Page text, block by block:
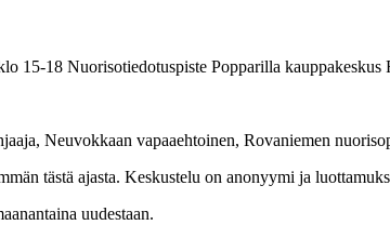
15-18 Nuorisotiedotuspiste Popparilla
Neuvokkaan vapaaehtoinen, Rovaniemen
tästä ajasta. Keskustelu on anonyymi ja
uudestaan.